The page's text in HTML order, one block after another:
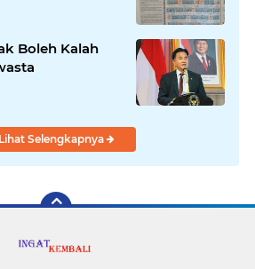
Boleh Kalah
Lihat Selengkapnya